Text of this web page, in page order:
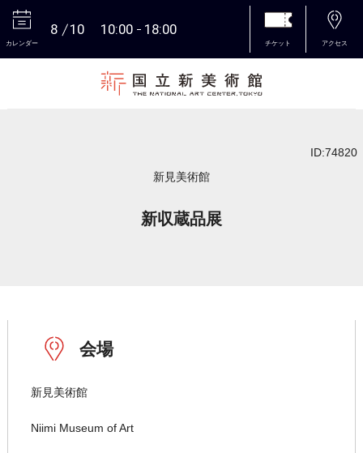
カレンダー
8 10 10:00 18:00
チケット アクセス
ID:74820
新見美術館
新収蔵品展
会場
新見美術館
Niimi Museum of Art